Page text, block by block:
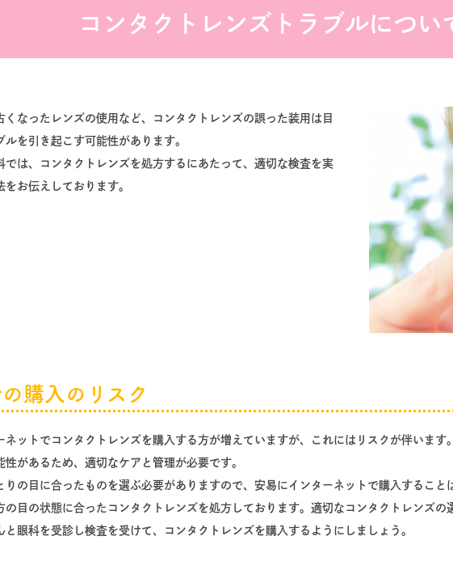
コンタクトレンズトラブルについ
なったレンズの使用など、コンタクトレンズの誤った装用は目
を引き起こす可能性があります。
では、コンタクトレンズを処方するにあたって、適切な検査を実
お伝えしております。
購入のリスク
ットでコンタクトレンズを購入する方が増えていますが、これにはリスクが伴いま
があるため、適切なケアと管理が必要です。
りの目に合ったものを選ぶ必要がありますので、安易にインターネットで購入するこ
の目の状態に合ったコンタクトレンズを処方しております。適切なコンタクトレンズ
と眼科を受診し検査を受けて、コンタクトレンズを購入するようにしましょう。